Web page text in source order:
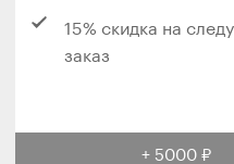
15% скидка на
заказ
+ 5000 ₽